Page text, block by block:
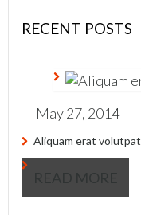
RECENT POSTS
May 27, 2014
Aliquam erat volutpat
READ MORE